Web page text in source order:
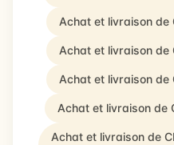
Achat et livraison de
Achat et livraison de
Achat et livraison de
Achat et livraison de
Achat et livraison de